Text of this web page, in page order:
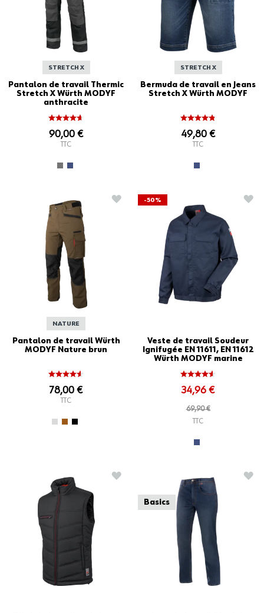
STRETCH X
Pantalon de travail Thermic
Stretch X Würth MODYF
anthracite
90,00 €
TTC
STRETCH X
Bermuda de travail en Jeans
Stretch X Würth MODYF
49,80 €
TTC
NATURE
Pantalon de travail Würth
MODYF Nature brun
78,00 €
TTC
AJOUTER À LA LISTE D'ACHATS
-50%
Veste de travail Soudeur
Ignifugée EN 11611, EN 11612
Würth MODYF marine
34,96 €
69,90 €
TTC
AJOUTER À LA LISTE D'ACHATS
Basics